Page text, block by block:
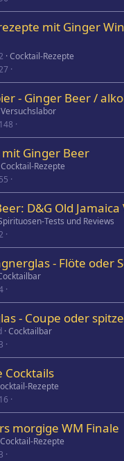
mit Ginger
Cocktail-Rezepte
- Ginger Beer /
Versuchslabor
148
mit Ginger Beer
Cocktail-Rezepte
55
D&G Old Jamaica
Tests und Reviews
- Flöte oder
- Coupe oder
Cocktailbar
3
Cocktails
Rezepte
16
morgige WM Finale
Cocktail-Rezepte
3